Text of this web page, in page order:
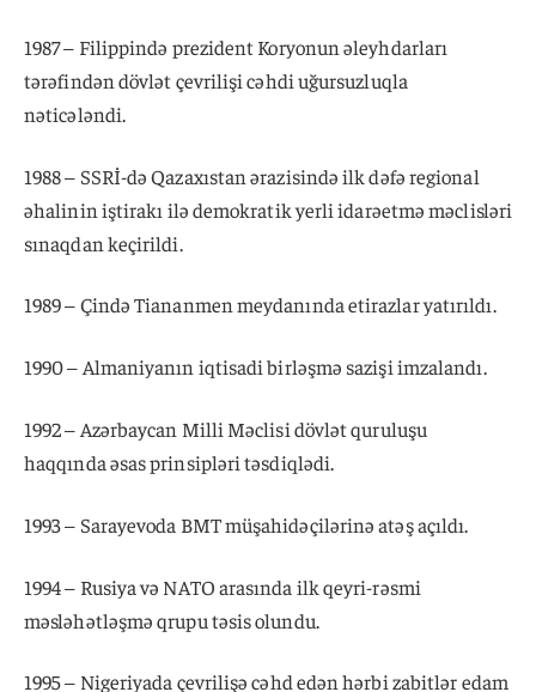
1987 – Filippində prezident Koryonun əleyhdarları
tərəfindən dövlət çevrilişi cəhdi uğursuzluqla
nəticələndi.
1988 – SSRİ-də Qazaxıstan ərazisində ilk dəfə regional
əhalinin iştirakı ilə demokratik yerli idarəetmə məclisləri
sınaqdan keçirildi.
1989 – Çində Tiananmen meydanında etirazlar yatırıldı.
1990 – Almaniyanın iqtisadi birləşmə sazişi imzalandı.
1992 – Azərbaycan Milli Məclisi dövlət quruluşu
haqqında əsas prinsipləri təsdiqlədi.
1993 – Sarayevoda BMT müşahidəçilərinə atəş açıldı.
1994 – Rusiya və NATO arasında ilk qeyri-rəsmi
məsləhətləşmə qrupu təsis olundu.
1995 – Nigeriyada çevrilişə cəhd edən hərbi zabitlər edam